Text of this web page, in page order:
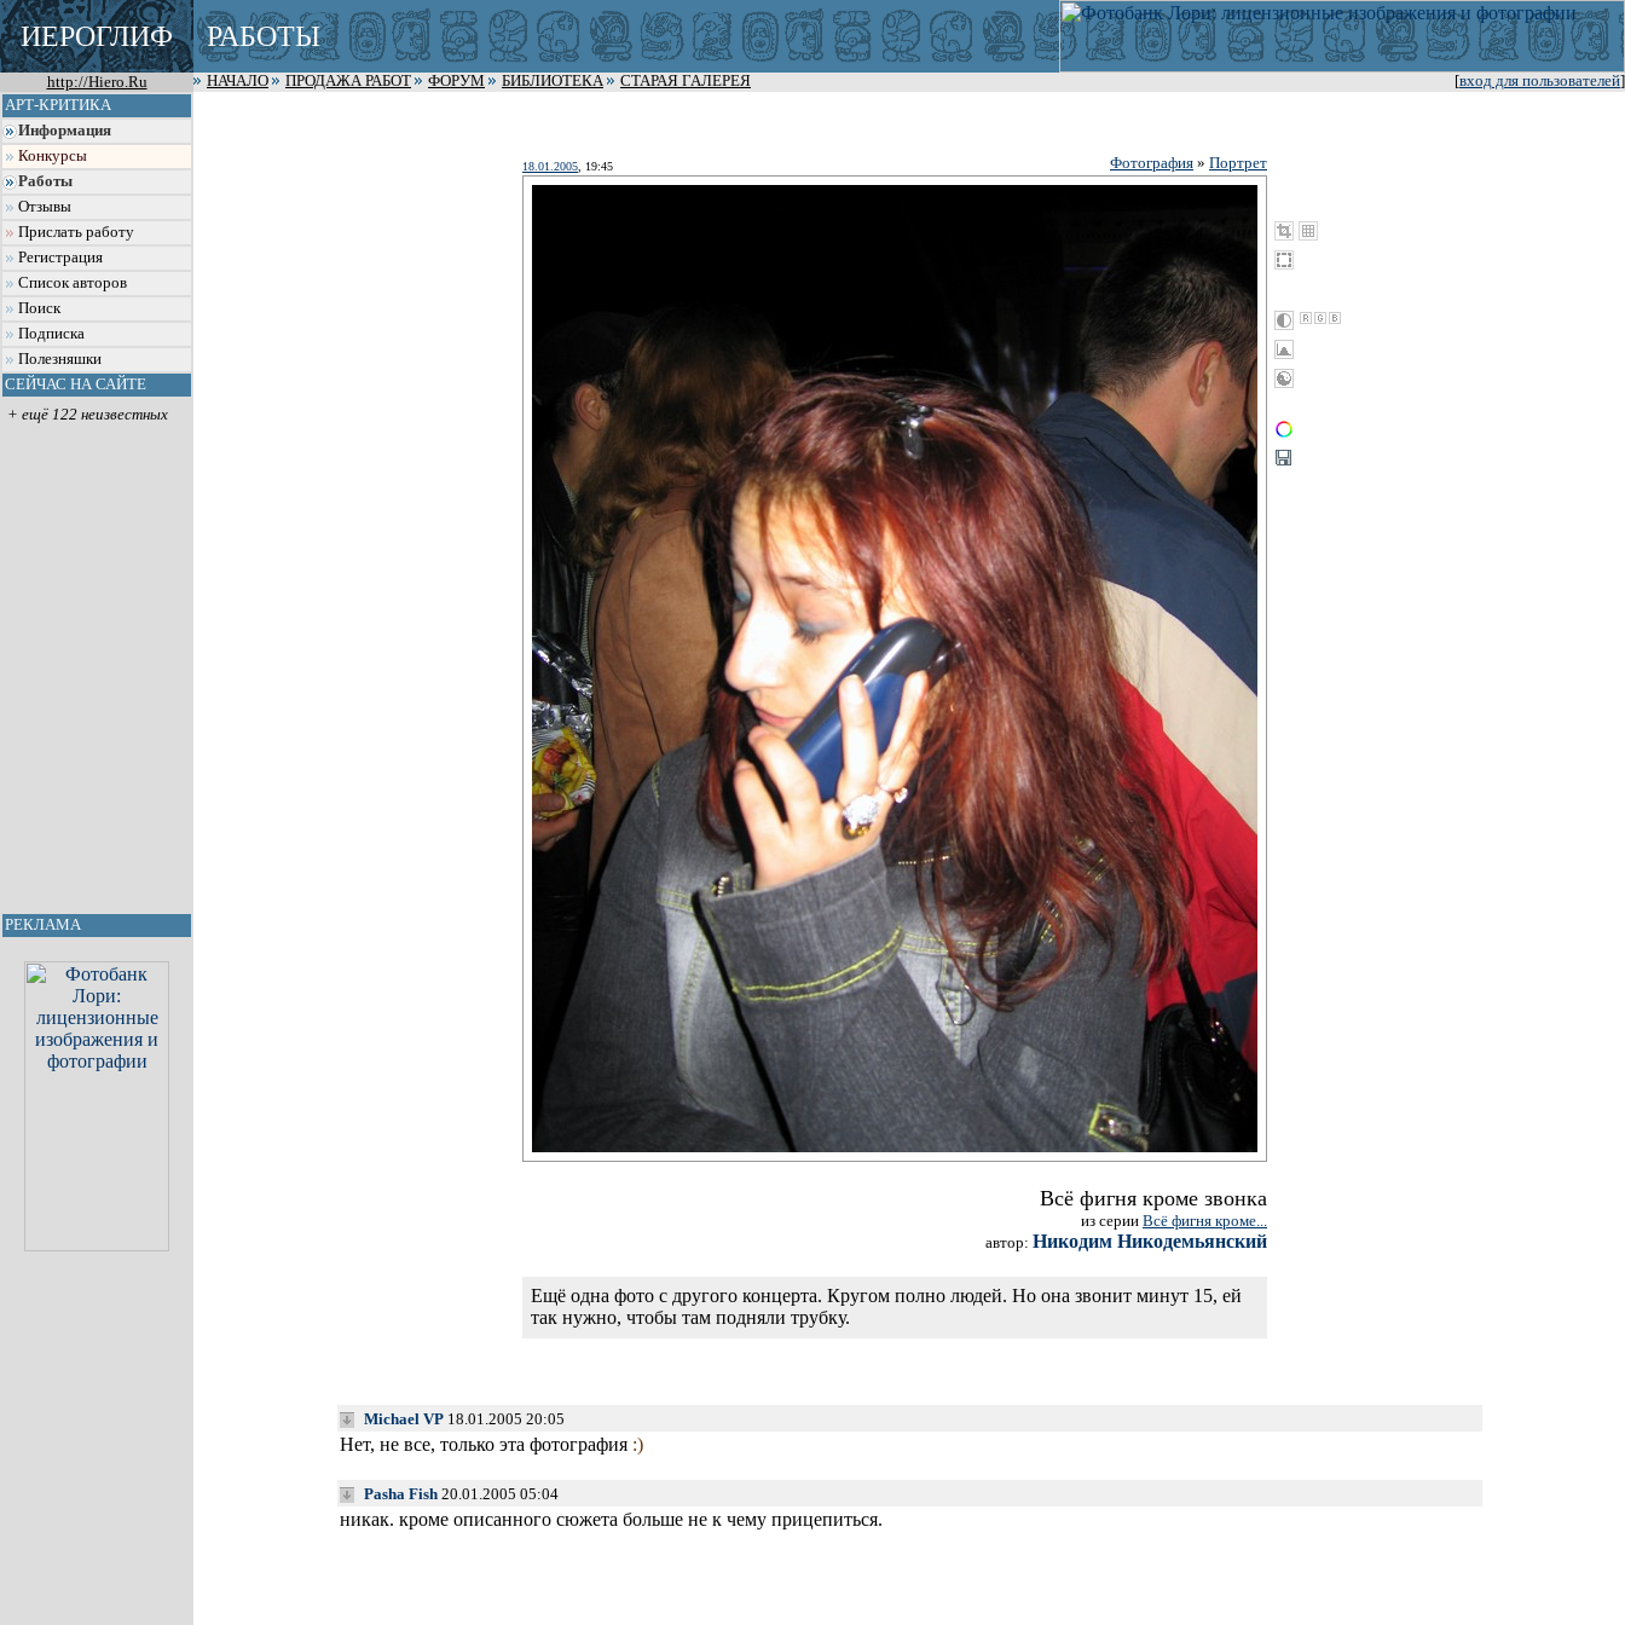
ИЕРОГЛИФ РАБОТЫ
http://Hiero.Ru [вход для пользователей]
НАЧАЛО ПРОДАЖА РАБОТ ФОРУМ БИБЛИОТЕКА
СТАРАЯ ГАЛЕРЕЯ
АРТ-КРИТИКА
Информация
Конкурсы
Работы
Отзывы
Прислать работу
Регистрация
Список авторов
Поиск
Подписка
Полезняшки
СЕЙЧАС НА САЙТЕ
+ ещё 122 неизвестных
РЕКЛАМА
18.01.2005 , 19:45 Фотография » Портрет
Всё фигня кроме звонка
из серии Всё фигня кроме...
автор: Никодим Никодемьянский
Ещё одна фото с другого концерта. Кругом полно людей. Но она звонит минут 15, ей
так нужно, чтобы там подняли трубку.
Michael VP18.01.2005 20:05
Нет, не все, только эта фотография :)
Pasha Fish20.01.2005 05:04
никак. кроме описанного сюжета больше не к чему прицепиться.